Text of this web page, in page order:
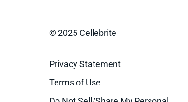
© 2025 Cellebrite
Privacy Statement
Terms of Use